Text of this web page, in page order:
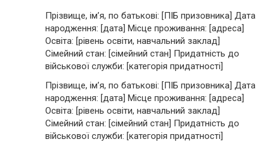
Прізвище, ім’я, по батькові: [ПІБ призовника] Дата
народження: [дата] Місце проживання: [адреса]
Освіта: [рівень освіти, навчальний заклад]
Сімейний стан: [сімейний стан] Придатність до
військової служби: [категорія придатності]
Прізвище, ім’я, по батькові: [ПІБ призовника] Дата
народження: [дата] Місце проживання: [адреса]
Освіта: [рівень освіти, навчальний заклад]
Сімейний стан: [сімейний стан] Придатність до
військової служби: [категорія придатності]